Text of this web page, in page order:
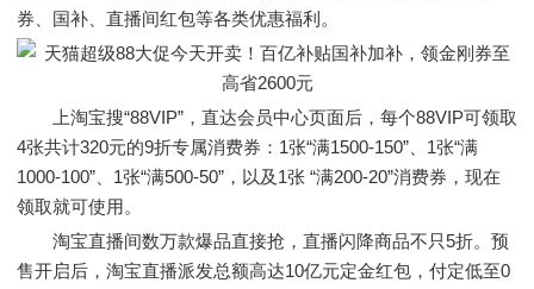
券、国补、直播间红包等各类优惠福利。
上淘宝搜“88VIP”，直达会员中心页面后，每个88VIP可领取
4张共计320元的9折专属消费券：1张“满1500-150”、1张“满
1000-100”、1张“满500-50”，以及1张 “满200-20”消费券，现在
领取就可使用。
淘宝直播间数万款爆品直接抢，直播闪降商品不只5折。预
售开启后，淘宝直播派发总额高达10亿元定金红包，付定低至0